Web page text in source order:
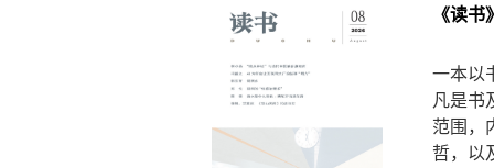
《读书
一本以
凡是书
范围，
哲，以